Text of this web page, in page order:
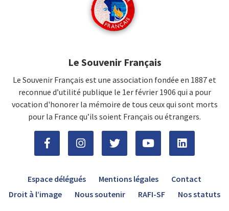
Le Souvenir Français
Le Souvenir Français est une association fondée en 1887 et
reconnue d’utilité publique le 1er février 1906 qui a pour
vocation d'honorer la mémoire de tous ceux qui sont morts
pour la France qu’ils soient Français ou étrangers.
Espace délégués Mentions légales
Contact
Droit à l’image
Nous soutenir RAFI-SF Nos statuts